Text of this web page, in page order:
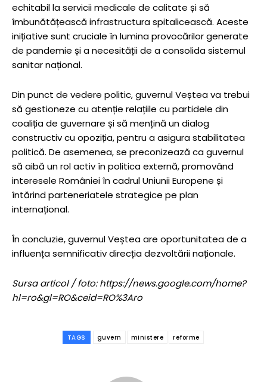
echitabil la servicii medicale de calitate și să
îmbunătățească infrastructura spitalicească. Aceste
inițiative sunt cruciale în lumina provocărilor generate
de pandemie și a necesității de a consolida sistemul
sanitar național.
Din punct de vedere politic, guvernul Veștea va trebui
să gestioneze cu atenție relațiile cu partidele din
coaliția de guvernare și să mențină un dialog
constructiv cu opoziția, pentru a asigura stabilitatea
politică. De asemenea, se preconizează ca guvernul
să aibă un rol activ în politica externă, promovând
interesele României în cadrul Uniunii Europene și
întărind parteneriatele strategice pe plan
internațional.
În concluzie, guvernul Veștea are oportunitatea de a
influența semnificativ direcția dezvoltării naționale.
Sursa articol / foto: https://news.google.com/home?
hl=ro&gl=RO&ceid=RO%3Aro
TAGS guvern ministere reforme